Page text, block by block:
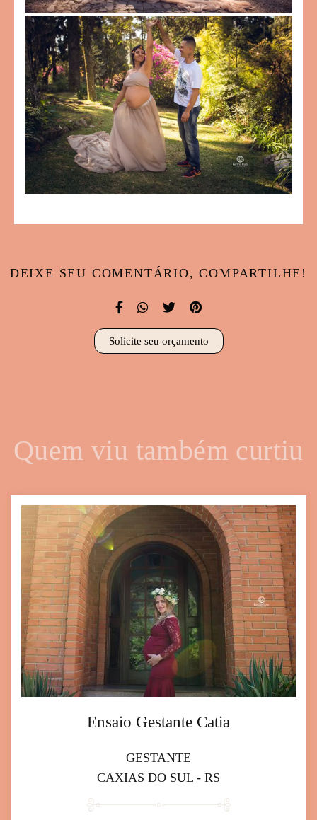
DEIXE SEU COMENTÁRIO, COMPARTILHE!
Solicite seu orçamento
Quem viu também curtiu
Ensaio Gestante Catia
GESTANTE
CAXIAS DO SUL - RS